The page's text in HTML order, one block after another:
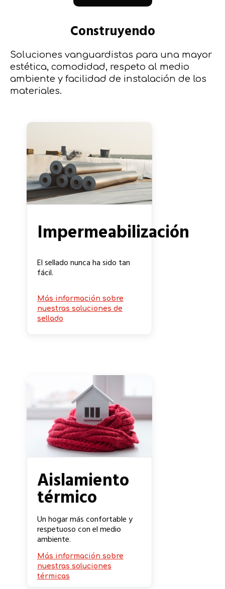
Construyendo
Soluciones vanguardistas para una mayor
estética, comodidad, respeto al medio
ambiente y facilidad de instalación de los
materiales.
Impermeabilización
El sellado nunca ha sido tan
fácil.
Más información sobre
nuestras soluciones de
sellado
Aislamiento
térmico
Un hogar más confortable y
respetuoso con el medio
ambiente.
Más información sobre
nuestras soluciones
térmicas